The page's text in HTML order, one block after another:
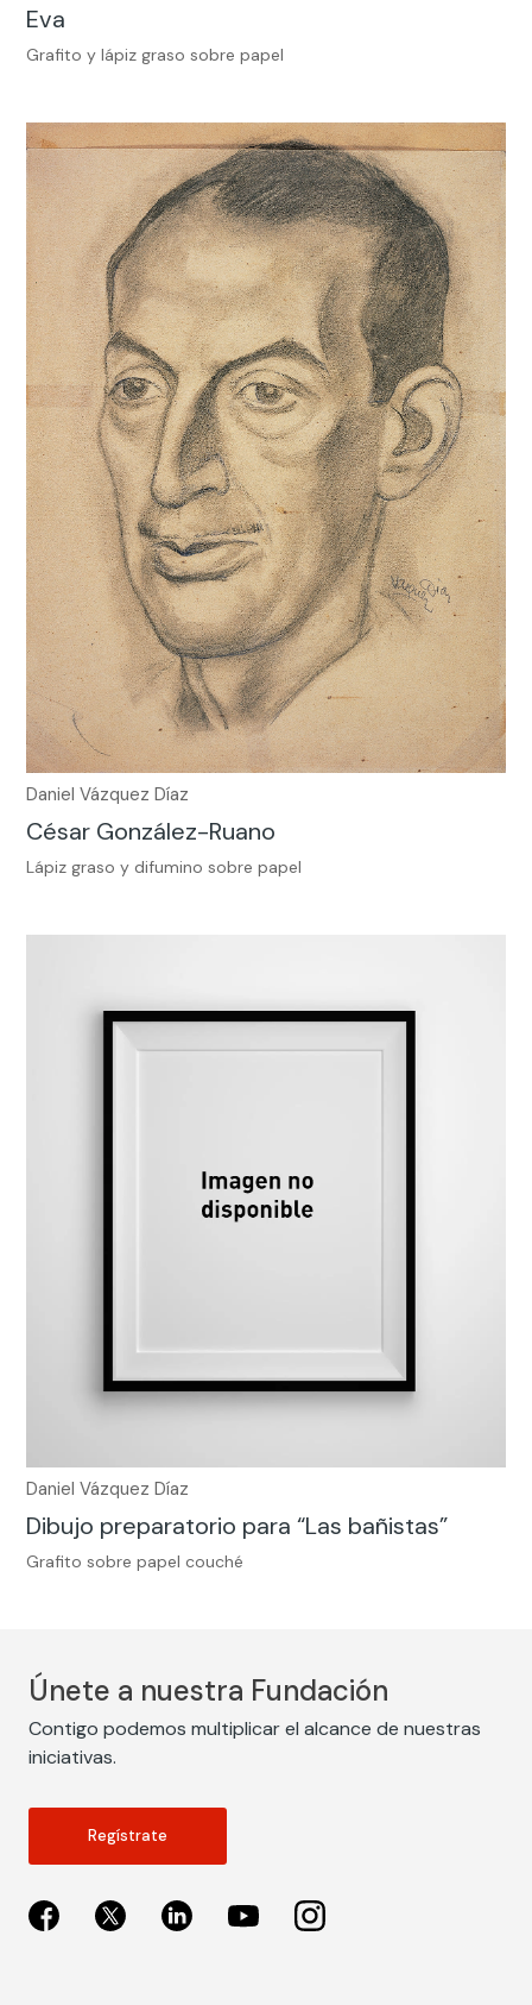
Eva
Grafito y lápiz graso sobre papel
Daniel Vázquez Díaz
César González-Ruano
Lápiz graso y difumino sobre papel
Daniel Vázquez Díaz
Dibujo preparatorio para “Las bañistas”
Grafito sobre papel couché
Únete a nuestra Fundación
Contigo podemos multiplicar el alcance de nuestras
iniciativas.
Regístrate